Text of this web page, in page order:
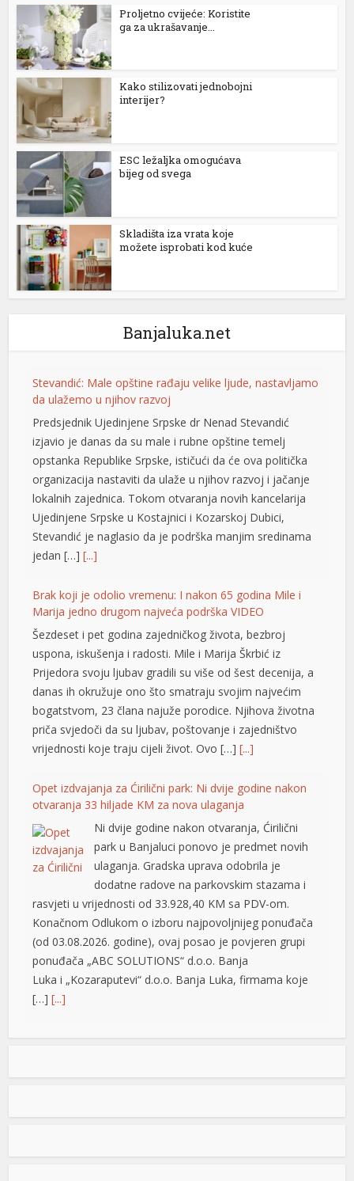
vdcasino giriş
vdcasino
gideni geri getirme büyüsü
casibom
Hacking Forum
kıbrıs escort
betpark giriş
mavibet, mavibet giriş
vdcasino giriş
muscoflex
sapanca escort
Festgeld
jojobet giriş
pasacasino
avrupabet
marsbahis
casibom giriş
holiganbet
holiganbet
casibom
robinbet
holiganbet
vdcasino giriş
sakarya escort
sakarya escort
sakarya escort
jojobet
escort bayan
cialis fiyat
Proljetno cvijeće: Koristite
ga za ukrašavanje...
Kako stilizovati jednobojni
interijer?
ESC ležaljka omogućava
bijeg od svega
Skladišta iza vrata koje
možete isprobati kod kuće
Banjaluka.net
Stevandić: Male opštine rađaju velike ljude, nastavljamo
da ulažemo u njihov razvoj
Predsjednik Ujedinjene Srpske dr Nenad Stevandić
izjavio je danas da su male i rubne opštine temelj
opstanka Republike Srpske, ističući da će ova politička
organizacija nastaviti da ulaže u njihov razvoj i jačanje
lokalnih zajednica. Tokom otvaranja novih kancelarija
Ujedinjene Srpske u Kostajnici i Kozarskoj Dubici,
Stevandić je naglasio da je podrška manjim sredinama
jedan […][...]
Brak koji je odolio vremenu: I nakon 65 godina Mile i
Marija jedno drugom najveća podrška VIDEO
Šezdeset i pet godina zajedničkog života, bezbroj
uspona, iskušenja i radosti. Mile i Marija Škrbić iz
Prijedora svoju ljubav gradili su više od šest decenija, a
danas ih okružuje ono što smatraju svojim najvećim
bogatstvom, 23 člana najuže porodice. Njihova životna
priča svjedoči da su ljubav, poštovanje i zajedništvo
vrijednosti koje traju cijeli život. Ovo […][...]
Opet izdvajanja za Ćirilični park: Ni dvije godine nakon
otvaranja 33 hiljade KM za nova ulaganja
Ni dvije godine nakon otvaranja, Ćirilični
park u Banjaluci ponovo je predmet novih
ulaganja. Gradska uprava odobrila je
dodatne radove na parkovskim stazama i
rasvjeti u vrijednosti od 33.928,40 KM sa PDV-om.
Konačnom Odlukom o izboru najpovoljnijeg ponuđača
(od 03.08.2026. godine), ovaj posao je povjeren grupi
ponuđača „ABC SOLUTIONS“ d.o.o. Banja
Luka i „Kozaraputevi“ d.o.o. Banja Luka, firmama koje
[…][...]
Preminuo Drago Galić: Euroherc se oprašta od jednog
U 73. godini preminuo je Drago Galić iz
Euroherca te dugogodišnji rukovodioca u
1954. godine u Ljubotićima, a veći dio života proveo je u